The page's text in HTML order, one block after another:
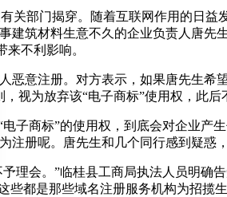
部门揭穿。随着互联网作用的日益
筑材料生意不久的企业负责人唐先
不利影响。
意注册。对方表示，如果唐先生希
视为放弃该“电子商标”使用权，此后
子商标”的使用权，到底会对企业产
注册呢。唐先生和几个同行感到疑惑
理会。”临桂县工商局执法人员明确
些都是那些域名注册服务机构为招